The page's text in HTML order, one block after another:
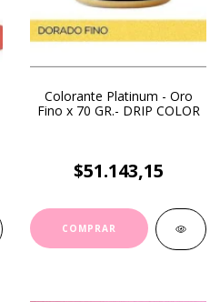
Colorante Platinum - Oro
Fino x 70 GR.- DRIP COLOR
$51.143,15